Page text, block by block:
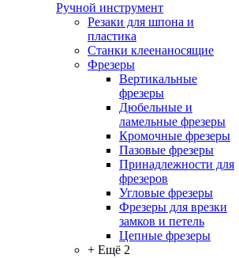
Ручной инструмент
Резаки для шпона и
пластика
Станки клеенаносящие
Фрезеры
Вертикальные
фрезеры
Дюбельные и
ламельные фрезеры
Кромочные фрезеры
Пазовые фрезеры
Принадлежности для
фрезеров
Угловые фрезеры
Фрезеры для врезки
замков и петель
Цепные фрезеры
+ Ещё 2